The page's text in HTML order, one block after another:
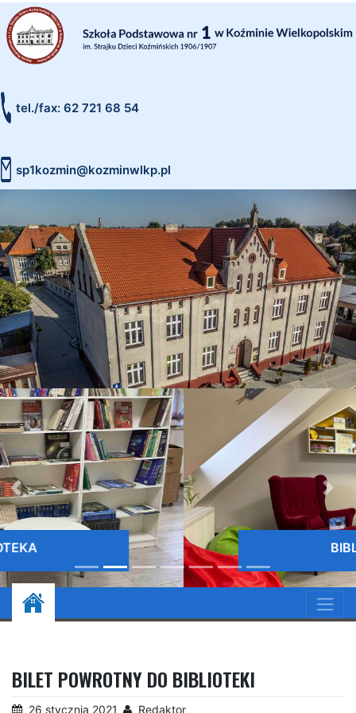
tel./fax: 62 721 68 54
sp1kozmin@kozminwlkp.pl
BIBLIOTEKA
BILET POWROTNY DO BIBLIOTEKI
26 stycznia 2021 Redaktor